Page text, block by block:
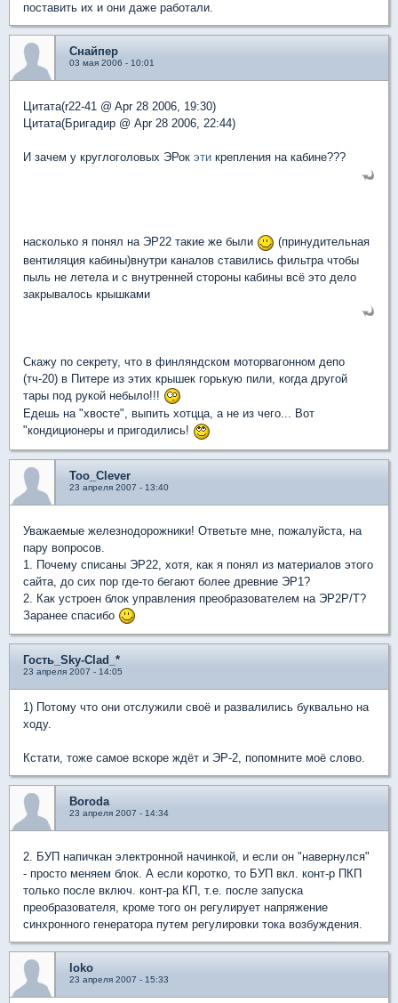
поставить их и они даже работали.
Снайпер
03 мая 2006 - 10:01
Цитата(r22-41 @ Apr 28 2006, 19:30)
Цитата(Бригадир @ Apr 28 2006, 22:44)
И зачем у круглоголовых ЭРок эти крепления на кабине???
насколько я понял на ЭР22 такие же были
(принудительная
вентиляция кабины)внутри каналов ставились фильтра чтобы
пыль не летела и с внутренней стороны кабины всё это дело
закрывалось крышками
Скажу по секрету, что в финляндском моторвагонном депо
(тч-20) в Питере из этих крышек горькую пили, когда другой
тары под рукой небыло!!!
Едешь на "хвосте", выпить хотцца, а не из чего... Вот
"кондиционеры и пригодились!
Too_Clever
23 апреля 2007 - 13:40
Уважаемые железнодорожники! Ответьте мне, пожалуйста, на
пару вопросов.
1. Почему списаны ЭР22, хотя, как я понял из материалов этого
сайта, до сих пор где-то бегают более древние ЭР1?
2. Как устроен блок управления преобразователем на ЭР2Р/Т?
Заранее спасибо
Гость_Sky-Clad_*
23 апреля 2007 - 14:05
1) Потому что они отслужили своё и развалились буквально на
ходу.
Кстати, тоже самое вскоре ждёт и ЭР-2, попомните моё слово.
Boroda
23 апреля 2007 - 14:34
2. БУП напичкан электронной начинкой, и если он "навернулся"
- просто меняем блок. А если коротко, то БУП вкл. конт-р ПКП
только после включ. конт-ра КП, т.е. после запуска
преобразователя, кроме того он регулирует напряжение
синхронного генератора путем регулировки тока возбуждения.
loko
23 апреля 2007 - 15:33